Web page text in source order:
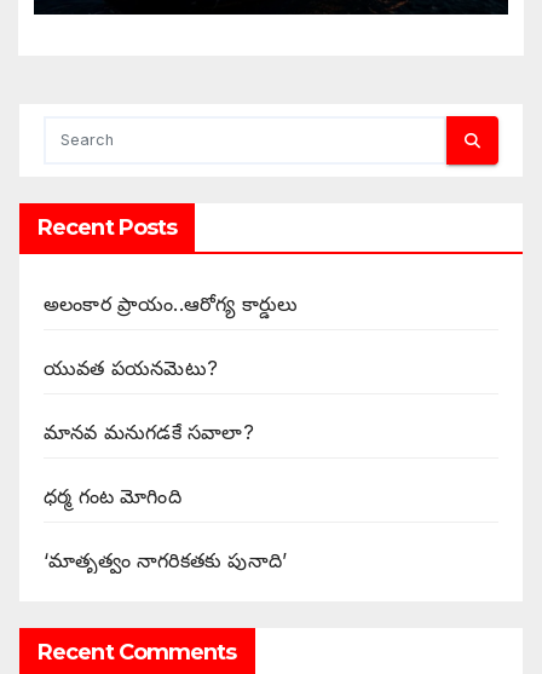
Recent Posts
అలంకార ప్రాయం..ఆరోగ్య కార్డులు
యువత పయనమెటు?
మానవ మనుగడకే సవాలా?
ధర్మ గంట మోగింది
‘మాతృత్వం నాగరికతకు పునాది’
Recent Comments